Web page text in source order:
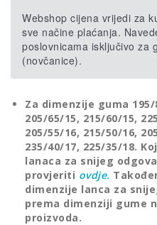
Webshop cijena vrijedi za
sve načine plaćanja.
poslovnicama isključivo za
(novčanice).
Za dimenzije guma 195/
205/65/15, 215/60/15,
205/55/16, 215/50/16,
235/40/17, 225/35/18.
lanaca za snijeg
provjeriti ovdje.
dimenzije lanca za
prema dimenziji gume
proizvoda.